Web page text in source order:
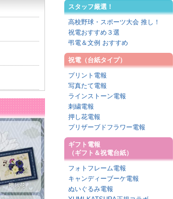
特集ペー
を設け、
スタッフ厳選！
高校野球・スポーツ大会 推し！
祝電おすすめ３選
弔電＆文例 おすすめ
祝電（台紙タイプ）
プリント電報
写真たて電報
ラインストーン電報
刺繍電報
押し花電報
プリザーブドフラワー電報
ギフト電報
（ギフト＆祝電台紙）
フォトフレーム電報
キャンディーブーケ電報
ぬいぐるみ電報